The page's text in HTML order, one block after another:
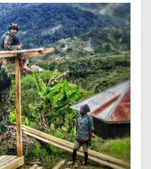
b
u
a
A
l
a
m
i
S
u
s
a
h